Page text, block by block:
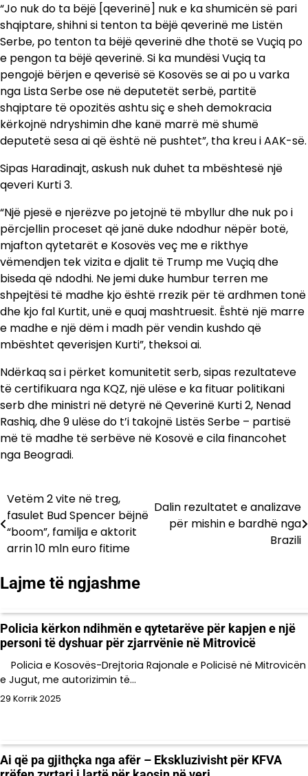
“Jo nuk do ta bëjë [qeverinë] nuk e ka shumicën së pari
shqiptare, shihni si tenton ta bëjë qeverinë me Listën
Serbe, po tenton ta bëjë qeverinë dhe thotë se Vuçiq po
e pengon ta bëjë qeverinë. Si ka mundësi Vuçiq ta
pengojë bërjen e qeverisë së Kosovës se ai po u varka
nga Lista Serbe ose në deputetët serbë, partitë
shqiptare të opozitës ashtu siç e sheh demokracia
kërkojnë ndryshimin dhe kanë marrë më shumë
deputetë sesa ai që është në pushtet”, tha kreu i AAK-së.
Sipas Haradinajt, askush nuk duhet ta mbështesë një
qeveri Kurti 3.
“Një pjesë e njerëzve po jetojnë të mbyllur dhe nuk po i
përcjellin proceset që janë duke ndodhur nëpër botë,
mjafton qytetarët e Kosovës veç me e rikthye
vëmendjen tek vizita e djalit të Trump me Vuçiq dhe
biseda që ndodhi. Ne jemi duke humbur terren me
shpejtësi të madhe kjo është rrezik për të ardhmen tonë
dhe kjo fal Kurtit, unë e quaj mashtruesit. Është një marre
e madhe e një dëm i madh për vendin kushdo që
mbështet qeverisjen Kurti”, theksoi ai.
Ndërkaq sa i përket komunitetit serb, sipas rezultateve
të certifikuara nga KQZ, një ulëse e ka fituar politikani
serb dhe ministri në detyrë në Qeverinë Kurti 2, Nenad
Rashiq, dhe 9 ulëse do t’i takojnë Listës Serbe – partisë
më të madhe të serbëve në Kosovë e cila financohet
nga Beogradi.
Lëvizje
te
postimet
Vetëm 2 vite në treg,
fasulet Bud Spencer bëjnë
“boom”, familja e aktorit
arrin 10 mln euro fitime
Dalin rezultatet e analizave
për mishin e bardhë nga
Brazili
Lajme të ngjashme
Policia kërkon ndihmën e qytetarëve për kapjen e një
personi të dyshuar për zjarrvënie në Mitrovicë
Policia e Kosovës-Drejtoria Rajonale e Policisë në Mitrovicën
e Jugut, me autorizimin të…
29 Korrik 2025
Ai që pa gjithçka nga afër – Ekskluzivisht për KFVA